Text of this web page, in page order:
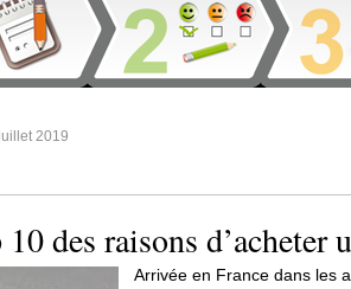
2019
des raisons d’acheter
Arrivée en France dans les